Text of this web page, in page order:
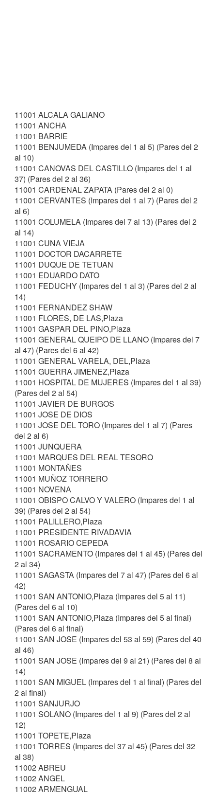
11001 ALCALA GALIANO
11001 ANCHA
11001 BARRIE
11001 BENJUMEDA (Impares del 1 al 5) (Pares del 2
al 10)
11001 CANOVAS DEL CASTILLO (Impares del 1 al
37) (Pares del 2 al 36)
11001 CARDENAL ZAPATA (Pares del 2 al 0)
11001 CERVANTES (Impares del 1 al 7) (Pares del 2
al 6)
11001 COLUMELA (Impares del 7 al 13) (Pares del 2
al 14)
11001 CUNA VIEJA
11001 DOCTOR DACARRETE
11001 DUQUE DE TETUAN
11001 EDUARDO DATO
11001 FEDUCHY (Impares del 1 al 3) (Pares del 2 al
14)
11001 FERNANDEZ SHAW
11001 FLORES, DE LAS,Plaza
11001 GASPAR DEL PINO,Plaza
11001 GENERAL QUEIPO DE LLANO (Impares del 7
al 47) (Pares del 6 al 42)
11001 GENERAL VARELA, DEL,Plaza
11001 GUERRA JIMENEZ,Plaza
11001 HOSPITAL DE MUJERES (Impares del 1 al 39)
(Pares del 2 al 54)
11001 JAVIER DE BURGOS
11001 JOSE DE DIOS
11001 JOSE DEL TORO (Impares del 1 al 7) (Pares
del 2 al 6)
11001 JUNQUERA
11001 MARQUES DEL REAL TESORO
11001 MONTAÑES
11001 MUÑOZ TORRERO
11001 NOVENA
11001 OBISPO CALVO Y VALERO (Impares del 1 al
39) (Pares del 2 al 54)
11001 PALILLERO,Plaza
11001 PRESIDENTE RIVADAVIA
11001 ROSARIO CEPEDA
11001 SACRAMENTO (Impares del 1 al 45) (Pares del
2 al 34)
11001 SAGASTA (Impares del 7 al 47) (Pares del 6 al
42)
11001 SAN ANTONIO,Plaza (Impares del 5 al 11)
(Pares del 6 al 10)
11001 SAN ANTONIO,Plaza (Impares del 5 al final)
(Pares del 6 al final)
11001 SAN JOSE (Impares del 53 al 59) (Pares del 40
al 46)
11001 SAN JOSE (Impares del 9 al 21) (Pares del 8 al
14)
11001 SAN MIGUEL (Impares del 1 al final) (Pares del
2 al final)
11001 SANJURJO
11001 SOLANO (Impares del 1 al 9) (Pares del 2 al
12)
11001 TOPETE,Plaza
11001 TORRES (Impares del 37 al 45) (Pares del 32
al 38)
11002 ABREU
11002 ANGEL
11002 ARMENGUAL